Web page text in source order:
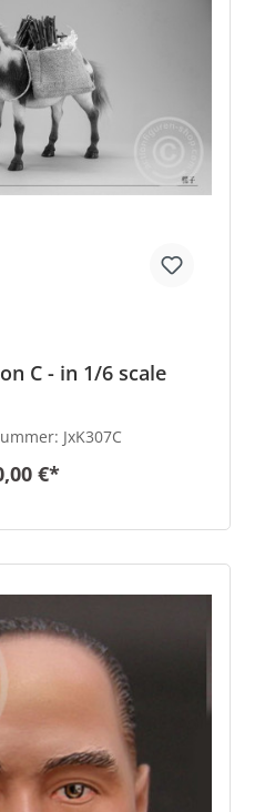
C - in 1/6 scale
JxK307C
€*